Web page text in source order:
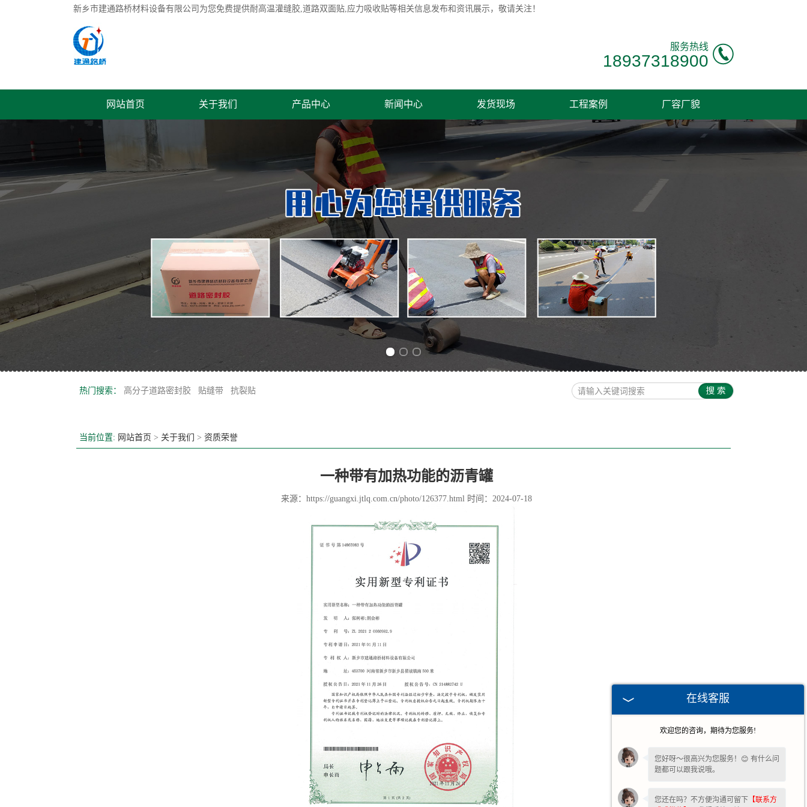
新乡市建通路桥材料设备有限公司为您免费提供耐高温灌缝胶,道路双面贴,应力吸收贴等相关信息发布和资讯展示，敬请关注！
服务热线
18937318900
网站首页 关于我们 产品中心 新闻中心 发货现场 工程案例 厂容厂貌
热门搜索： 高分子道路密封胶 贴缝带 抗裂贴
当前位置: 网站首页 > 关于我们 > 资质荣誉
一种带有加热功能的沥青罐
来源： https://guangxi.jtlq.com.cn/photo/126377.html 时间：2024-07-18
在线客服
欢迎您的咨询，期待为您服务!
您好呀～很高兴为您服务！😊 有什么问
题都可以跟我说哦。
您还在吗？不方便沟通可留下 【联系方